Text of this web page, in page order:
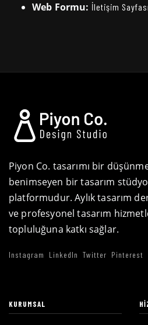
Web Formu: İletişim Sayfası
Piyon Co. tasarımı bir
benimseyen bir tasarım
platformudur. Aylık tasarım
ve profesyonel tasarım
topluluğuna katkı sağlar.
Instagram LinkedIn Twitter Pinterest
KURUMSAL